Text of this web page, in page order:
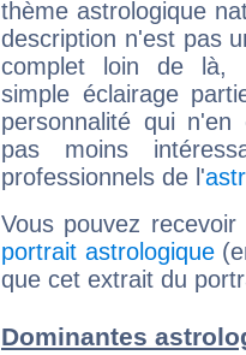
thème astrologique
description n'est pas
complet loin de là,
simple éclairage
personnalité qui n'en
pas moins
professionnels de l'
Vous pouvez
portrait astrologique
que cet extrait du
Dominantes